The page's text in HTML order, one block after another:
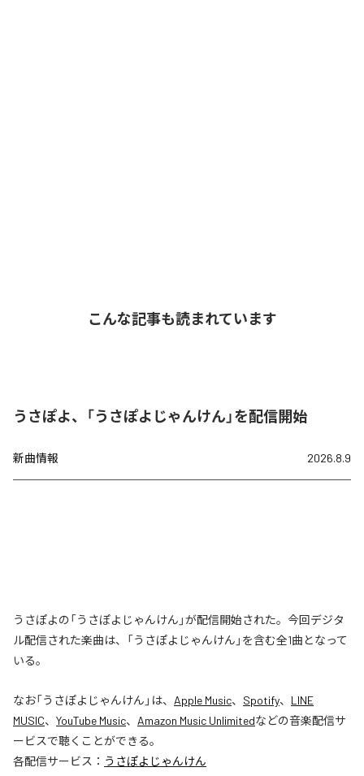
こんな記事も読まれています
うさぽよ、「うさぽよじゃんけん」を配信開始
新曲情報 2026.8.9
うさぽよの「うさぽよじゃんけん」が配信開始された。今回デジタ
ル配信された楽曲は、「うさぽよじゃんけん」を含む全1曲となって
いる。
なお「うさぽよじゃんけん 」は、 Apple Music、 Spotify、 LINE
MUSIC、 YouTube Music、 Amazon Music Unlimitedなどの音楽配信サ
ービスで聴くことができる。
各配信サービス： うさぽよじゃんけん